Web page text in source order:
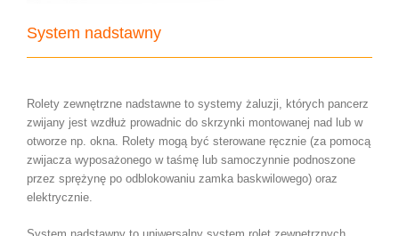
System nadstawny
Rolety zewnętrzne nadstawne to systemy żaluzji, których pancerz
zwijany jest wzdłuż prowadnic do skrzynki montowanej nad lub w
otworze np. okna. Rolety mogą być sterowane ręcznie (za pomocą
zwijacza wyposażonego w taśmę lub samoczynnie podnoszone
przez sprężynę po odblokowaniu zamka baskwilowego) oraz
elektrycznie.